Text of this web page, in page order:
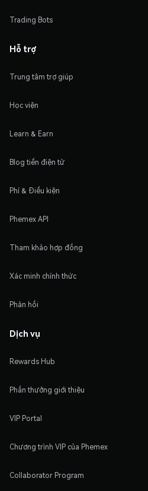
Trading Bots
Hỗ trợ
Trung tâm trợ giúp
Học viện
Learn & Earn
Blog tiền điện tử
Phí & Điều kiện
Phemex API
Tham khảo hợp đồng
Xác minh chính thức
Phản hồi
Dịch vụ
Rewards Hub
Phần thưởng giới thiệu
VIP Portal
Chương trình VIP của Phemex
Collaborator Program